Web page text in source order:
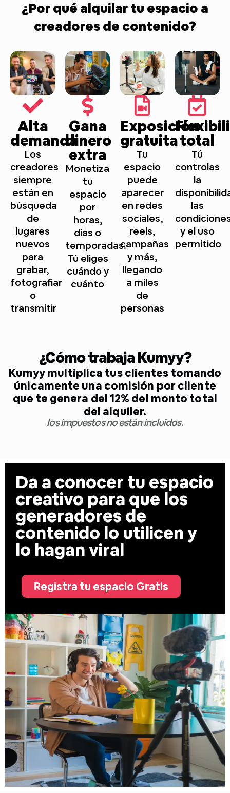
¿Por qué alquilar tu espacio a
creadores de contenido?
Alta
demanda
Los
creadores
siempre
están en
búsqueda
de
lugares
nuevos
para
grabar,
fotografiar
o
transmitir
Gana
dinero
extra
Monetiza
tu
espacio
por
horas,
días o
temporadas.
Tú eliges
cuándo y
cuánto
Exposición
gratuita
Tu
espacio
puede
aparecer
en redes
sociales,
reels,
campañas
y más,
llegando
a miles
de
personas
total
Tú
controlas
la
las
y el uso
permitido
¿Cómo trabaja Kumyy?
Kumyy multiplica tus clientes tomando
únicamente una comisión por cliente
que te genera del 12% del monto total
del alquiler.
los impuestos no están incluidos.
Da a conocer tu espacio
creativo para que los
generadores de
contenido lo utilicen y
lo hagan viral
Registra tu espacio Gratis